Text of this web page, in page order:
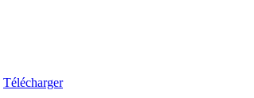
Télécharger